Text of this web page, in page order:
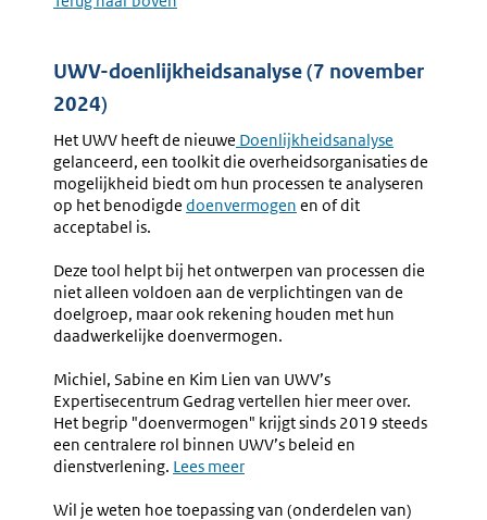
UWV-doenlijkheidsanalyse (7 november
2024)
Het UWV heeft de nieuwe Externe
link:
Doenlijkheidsanalyse
gelanceerd, een toolkit die overheidsorganisaties de
mogelijkheid biedt om hun processen te analyseren
op het benodigde doenvermogen en of dit
acceptabel is.
Deze tool helpt bij het ontwerpen van processen die
niet alleen voldoen aan de verplichtingen van de
doelgroep, maar ook rekening houden met hun
daadwerkelijke doenvermogen.
Michiel, Sabine en Kim Lien van UWV’s
Expertisecentrum Gedrag vertellen hier meer over.
Het begrip "doenvermogen" krijgt sinds 2019 steeds
een centralere rol binnen UWV’s beleid en
dienstverlening. Lees meer
Wil je weten hoe toepassing van (onderdelen van)